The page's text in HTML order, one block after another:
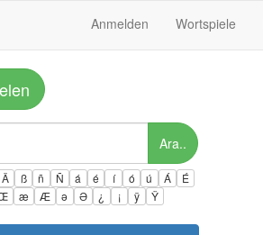
Anmelden Wortspiele
Ara..
Ä ß ñ Ñ á é í ó ú Á
É
æ Æ ə Ə ¿ ¡ ÿ Ÿ